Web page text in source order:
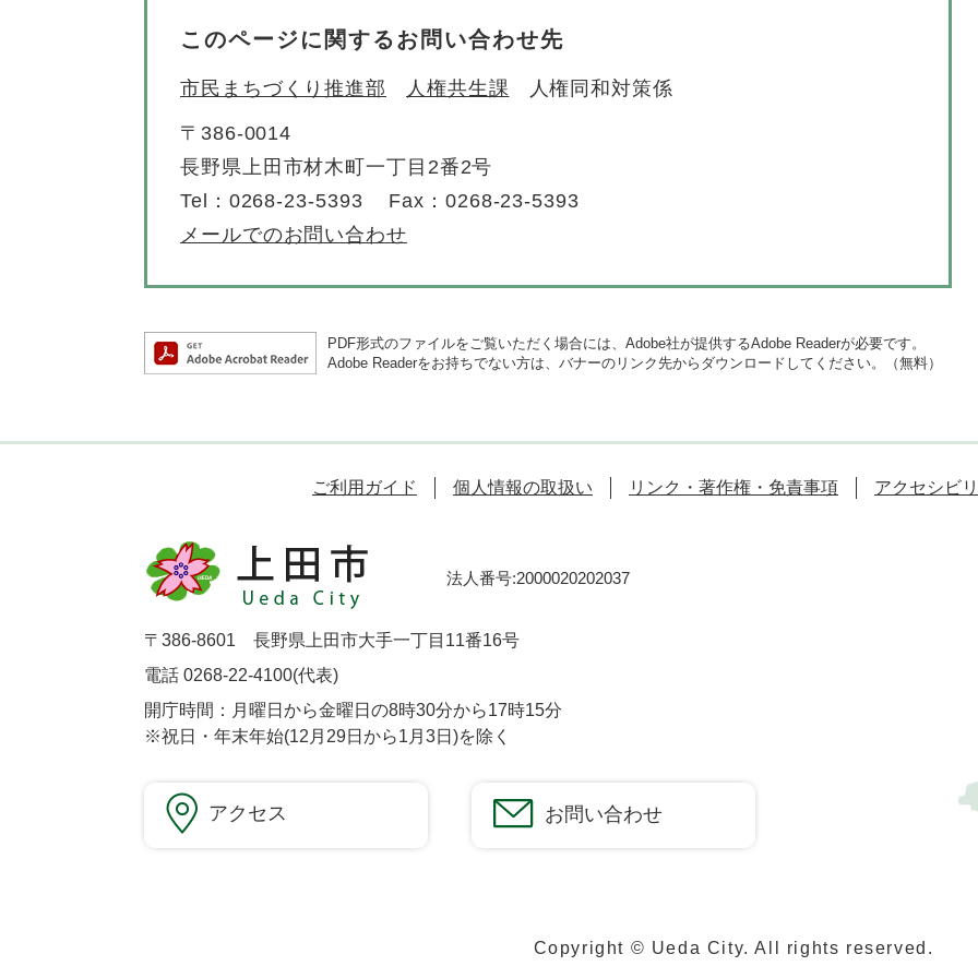
このページに関するお問い合わせ先
市民まちづくり推進部 人権共生課 人権同和対策係
〒386-0014
長野県上田市材木町一丁目2番2号
Tel：0268-23-5393
Fax：0268-23-5393
メールでのお問い合わせ
PDF形式のファイルをご覧いただく場合には、Adobe社が提供するAdobe Readerが必要です。
Adobe Readerをお持ちでない方は、バナーのリンク先からダウンロードしてください。（無料）
ご利用ガイド 個人情報の取扱い リンク・著作権・免責事項 アクセシビ
法人番号:2000020202037
〒386-8601 長野県上田市大手一丁目11番16号
電話 0268-22-4100(代表)
開庁時間：月曜日から金曜日の8時30分から17時15分
※祝日・年末年始(12月29日から1月3日)を除く
アクセス お問い合わせ
Copyright © Ueda City. All rights reserved.